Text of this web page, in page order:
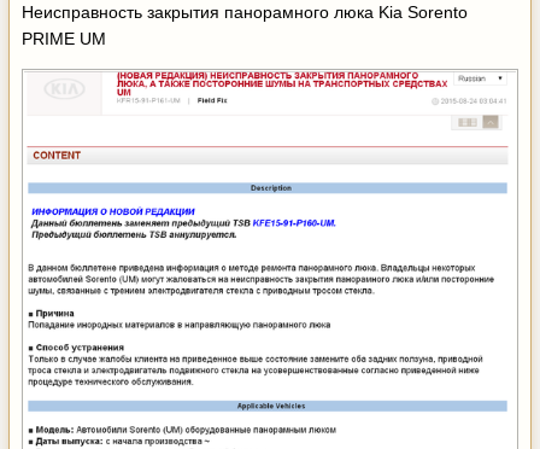
Неисправность закрытия панорамного люка Kia Sorento
PRIME UM